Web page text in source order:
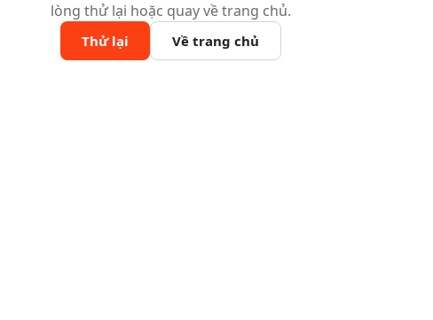
lòng thử lại hoặc quay về trang chủ.
Thử lại Về trang chủ